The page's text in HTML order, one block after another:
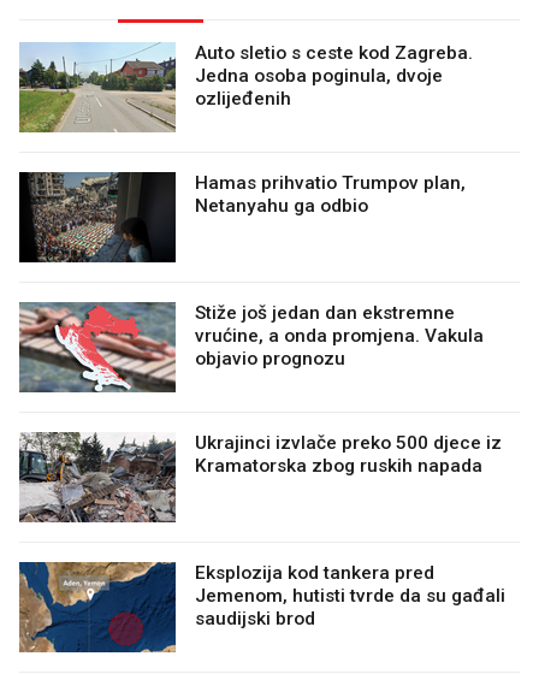
Auto sletio s ceste kod Zagreba.
Jedna osoba poginula, dvoje
ozlijeđenih
Hamas prihvatio Trumpov plan,
Netanyahu ga odbio
Stiže još jedan dan ekstremne
vrućine, a onda promjena. Vakula
objavio prognozu
Ukrajinci izvlače preko 500 djece iz
Kramatorska zbog ruskih napada
Eksplozija kod tankera pred
Jemenom, hutisti tvrde da su gađali
saudijski brod